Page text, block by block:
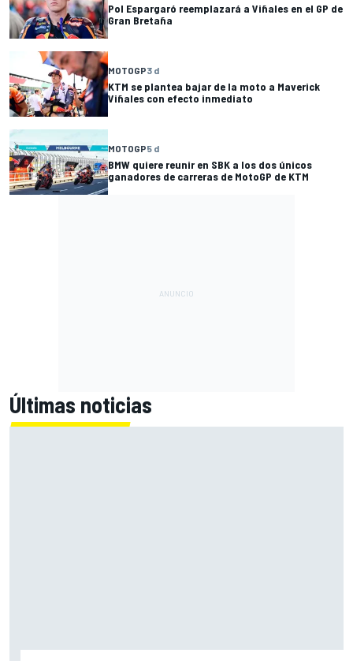
Pol Espargaró reemplazará a Viñales en el GP de
Gran Bretaña
MOTOGP3 d
KTM se plantea bajar de la moto a Maverick
Viñales con efecto inmediato
MOTOGP5 d
BMW quiere reunir en SBK a los dos únicos
ganadores de carreras de MotoGP de KTM
Últimas noticias